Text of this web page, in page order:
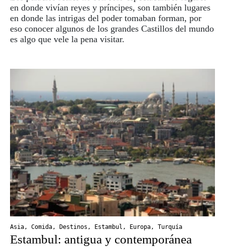
en donde vivían reyes y príncipes, son también lugares
en donde las intrigas del poder tomaban forman, por
eso conocer algunos de los grandes Castillos del mundo
es algo que vele la pena visitar.
Asia, Comida, Destinos , Estambul , Europa, Turquía
Estambul: antigua y contemporánea